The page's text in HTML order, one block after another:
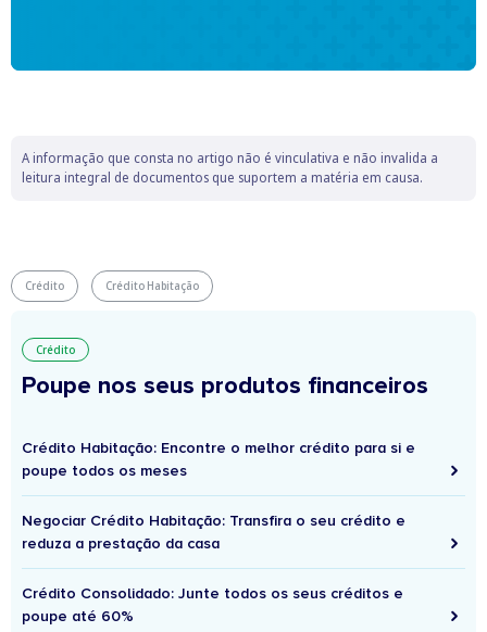
A informação que consta no artigo não é vinculativa e não invalida a
leitura integral de documentos que suportem a matéria em causa.
Crédito Crédito Habitação
Crédito
Poupe nos seus produtos financeiros
Crédito Habitação: Encontre o melhor crédito para si e
poupe todos os meses
Negociar Crédito Habitação: Transfira o seu crédito e
reduza a prestação da casa
Crédito Consolidado: Junte todos os seus créditos e
poupe até 60%